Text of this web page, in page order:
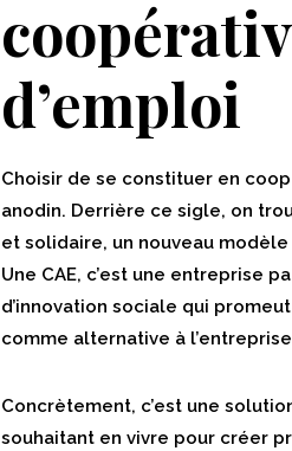
d’emploi
Choisir de se constituer en
anodin. Derrière ce sigle, on
et solidaire, un nouveau
Une CAE, c’est une entreprise
d’innovation sociale qui
comme alternative à
Concrètement, c’est une
souhaitant en vivre pour créer